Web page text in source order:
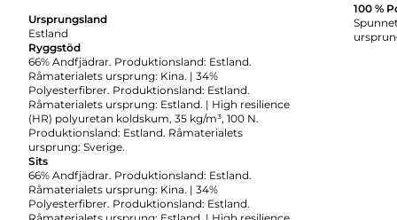
Ursprungsland
Estland
Ryggstöd
66% Andfjädrar. Produktionsland: Estland.
Råmaterialets ursprung: Kina. | 34%
Polyesterfibrer. Produktionsland: Estland.
Råmaterialets ursprung: Estland. | High resilience
(HR) polyuretan koldskum, 35 kg/m³, 100 N.
Produktionsland: Estland. Råmaterialets
ursprung: Sverige.
Sits
66% Andfjädrar. Produktionsland: Estland.
Råmaterialets ursprung: Kina. | 34%
Polyesterfibrer. Produktionsland: Estland.
100 %